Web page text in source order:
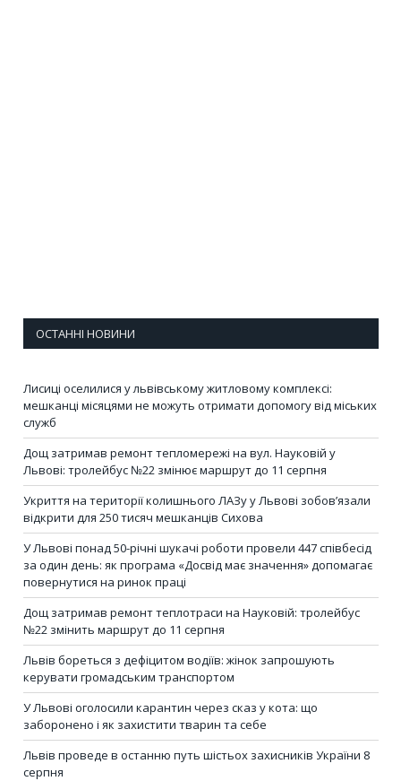
ОСТАННІ НОВИНИ
Лисиці оселилися у львівському житловому комплексі:
мешканці місяцями не можуть отримати допомогу від міських
служб
Дощ затримав ремонт тепломережі на вул. Науковій у
Львові: тролейбус №22 змінює маршрут до 11 серпня
Укриття на території колишнього ЛАЗу у Львові зобов’язали
відкрити для 250 тисяч мешканців Сихова
У Львові понад 50-річні шукачі роботи провели 447 співбесід
за один день: як програма «Досвід має значення» допомагає
повернутися на ринок праці
Дощ затримав ремонт теплотраси на Науковій: тролейбус
№22 змінить маршрут до 11 серпня
Львів бореться з дефіцитом водіїв: жінок запрошують
керувати громадським транспортом
У Львові оголосили карантин через сказ у кота: що
заборонено і як захистити тварин та себе
Львів проведе в останню путь шістьох захисників України 8
серпня